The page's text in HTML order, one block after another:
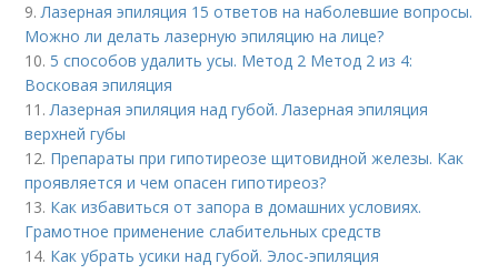
9.Лазерная эпиляция 15 ответов на наболевшие вопросы.
Можно ли делать лазерную эпиляцию на лице?
10. 5 способов удалить усы. Метод 2 Метод 2 из 4:
Восковая эпиляция
11.Лазерная эпиляция над губой. Лазерная эпиляция
верхней губы
12. Препараты при гипотиреозе щитовидной железы. Как
проявляется и чем опасен гипотиреоз?
13. Как избавиться от запора в домашних условиях.
Грамотное применение слабительных средств
14. Как убрать усики над губой. Элос-эпиляция